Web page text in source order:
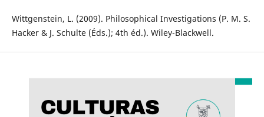
Wittgenstein, L. (2009). Philosophical Investigations (P. M. S.
Hacker & J. Schulte (Éds.); 4th éd.). Wiley-Blackwell.